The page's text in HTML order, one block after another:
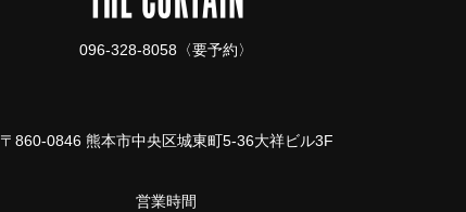
096-328-8058〈要予約〉
〒860-0846 熊本市中央区城東町5-36大祥ビル3F
営業時間